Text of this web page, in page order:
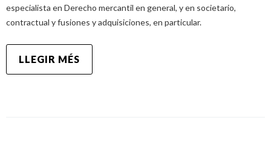
especialista en Derecho mercantil en general, y en societario,
contractual y fusiones y adquisiciones, en particular.
LLEGIR MÉS